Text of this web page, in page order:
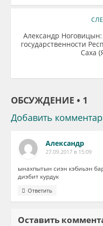
Александр
государственности
Саха
ОБСУЖДЕНИЕ • 1
Добавить
Александр
27.09.2017 в 15:09
ынахпытын сиэн кэбиьэн
диэбит курдук
Ответить
Оставить